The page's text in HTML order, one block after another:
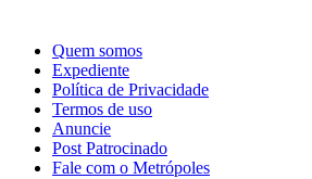
Quem somos
Expediente
Política de Privacidade
Termos de uso
Anuncie
Post Patrocinado
Fale com o Metrópoles